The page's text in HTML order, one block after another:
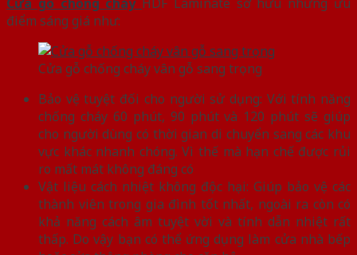
điểm sáng giá như:
Cửa gỗ chống cháy vân gỗ sang trọng
Bảo vệ tuyệt đối cho người sử dụng: Với tính năng
chống cháy 60 phút, 90 phút và 120 phút sẽ giúp
cho người dùng có thời gian di chuyển sang các khu
vực khác nhanh chóng. Vì thế mà hạn chế được rủi
ro mất mát không đáng có
Vật liệu cách nhiệt không độc hại: Giúp bảo vệ các
thành viên trong gia đình tốt nhất, ngoài ra còn có
khả năng cách âm tuyệt vời và tính dẫn nhiệt rất
thấp. Do vậy bạn có thể ứng dụng làm cửa nhà bếp